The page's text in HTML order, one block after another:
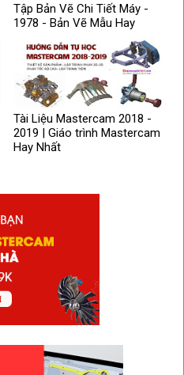
Tập Bản Vẽ Chi Tiết Máy -
1978 - Bản Vẽ Mẫu Hay
Tài Liệu Mastercam 2018 -
2019 | Giáo trình Mastercam
Hay Nhất